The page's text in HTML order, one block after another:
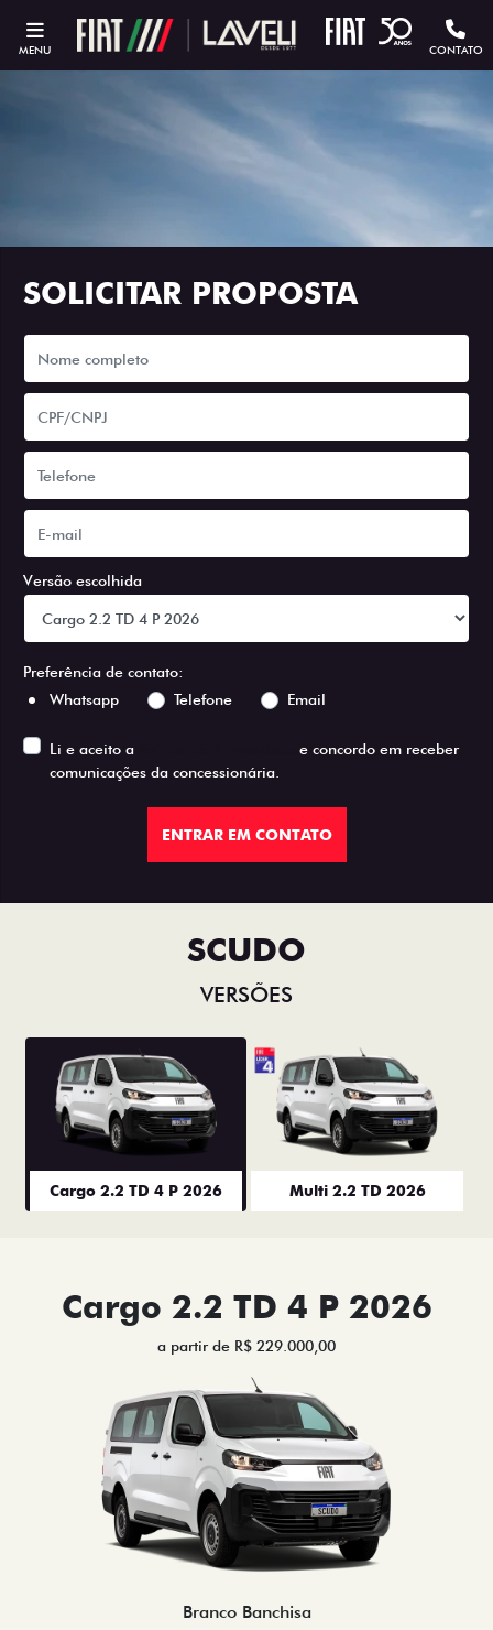
MENU CONTATO
SOLICITAR PROPOSTA
Versão escolhida
Preferência de contato:
Whatsapp
Telefone Email
Li e aceito a
e concordo em receber
comunicações da concessionária.
ENTRAR EM CONTATO
SCUDO
VERSÕES
Cargo 2.2 TD 4 P 2026 Multi 2.2 TD 2026
Cargo 2.2 TD 4 P 2026
a partir de R$ 229.000,00
Branco Banchisa